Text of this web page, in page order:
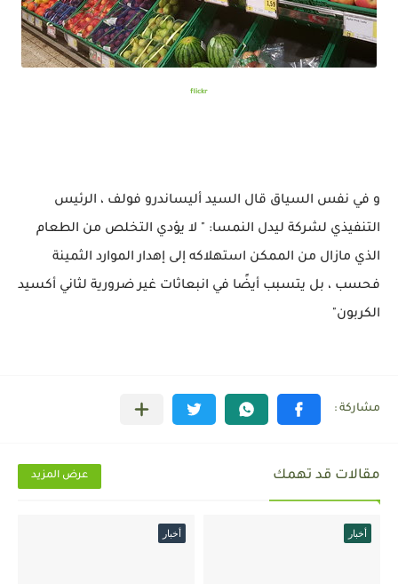
flickr
و في نفس السياق قال السيد أليساندرو فولف ، الرئيس
التنفيذي لشركة ليدل النمسا: " لا يؤدي التخلص من الطعام
الذي مازال من الممكن استهلاكه إلى إهدار الموارد الثمينة
فحسب ، بل يتسبب أيضًا في انبعاثات غير ضرورية لثاني أكسيد
الكربون"
مقالات قد تهمك عرض المزيد
أخبار أخبار